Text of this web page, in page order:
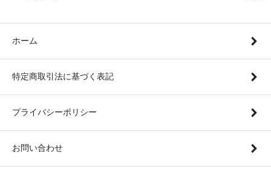
ホーム
特定商取引法に基づく表記
プライバシーポリシー
お問い合わせ